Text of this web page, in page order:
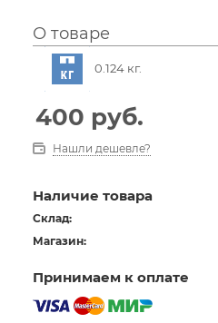
В комплект входят: Одна
пара берушей, один футляр,
О товаре
0.124 кг.
400 руб.
Нашли дешевле?
Наличие товара
Склад:
Магазин:
Принимаем к оплате